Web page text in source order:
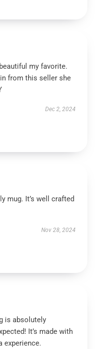
my favorite.
from this seller she
Dec 2, 2024
mug. It’s well crafted
Nov 28, 2024
is absolutely
It’s made with
experience.